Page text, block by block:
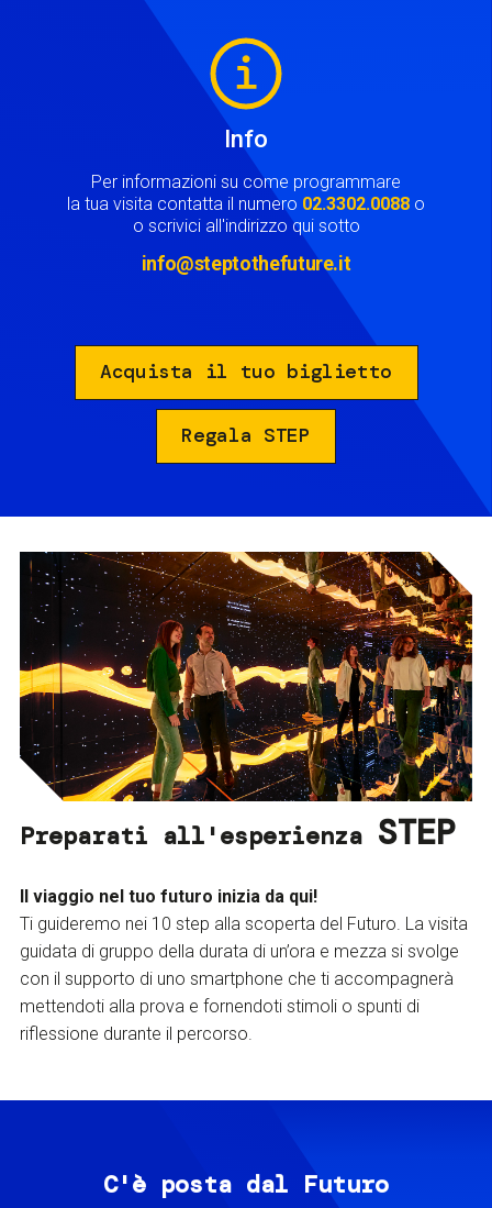
Info
Per informazioni su come programmare
la tua visita contatta il numero 02.3302.0088 o
o scrivici all'indirizzo qui sotto
info@steptothefuture.it
Acquista il tuo biglietto
Regala STEP
Preparati all'esperienza STEP
Il viaggio nel tuo futuro inizia da qui!
Ti guideremo nei 10 step alla scoperta del Futuro. La visita
guidata di gruppo della durata di un’ora e mezza si svolge
con il supporto di uno smartphone che ti accompagnerà
mettendoti alla prova e fornendoti stimoli o spunti di
riflessione durante il percorso.
C'è posta dal Futuro